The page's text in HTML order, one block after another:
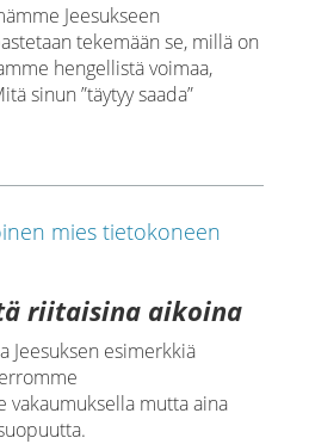
Jeesukseen
tekemään se, millä on
hengellistä voimaa,
sinun ”täytyy saada”
riitaisina aikoina
Jeesuksen esimerkkiä
vakaumuksella mutta aina